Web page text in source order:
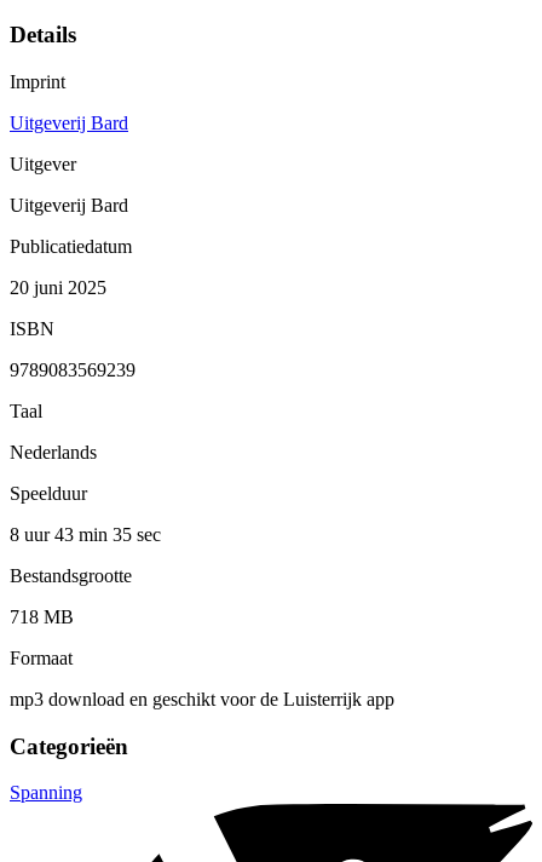
Details
Imprint
Uitgeverij Bard
Uitgever
Uitgeverij Bard
Publicatiedatum
20 juni 2025
ISBN
9789083569239
Taal
Nederlands
Speelduur
8 uur 43 min 35 sec
Bestandsgrootte
718 MB
Formaat
mp3 download en geschikt voor de Luisterrijk app
Categorieën
Spanning